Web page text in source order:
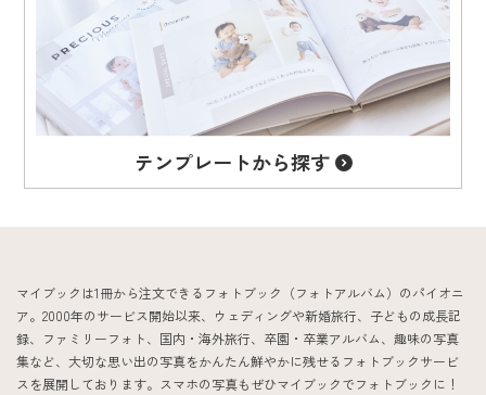
テンプレートから探す
マイブックは1冊から注文できるフォトブック（フォトアルバム）のパイオニ
ア。2000年のサービス開始以来、ウェディングや新婚旅行、子どもの成長記
録、ファミリーフォト、国内・海外旅行、卒園・卒業アルバム、趣味の写真
集など、大切な思い出の写真をかんたん鮮やかに残せるフォトブックサービ
スを展開しております。スマホの写真もぜひマイブックでフォトブックに！